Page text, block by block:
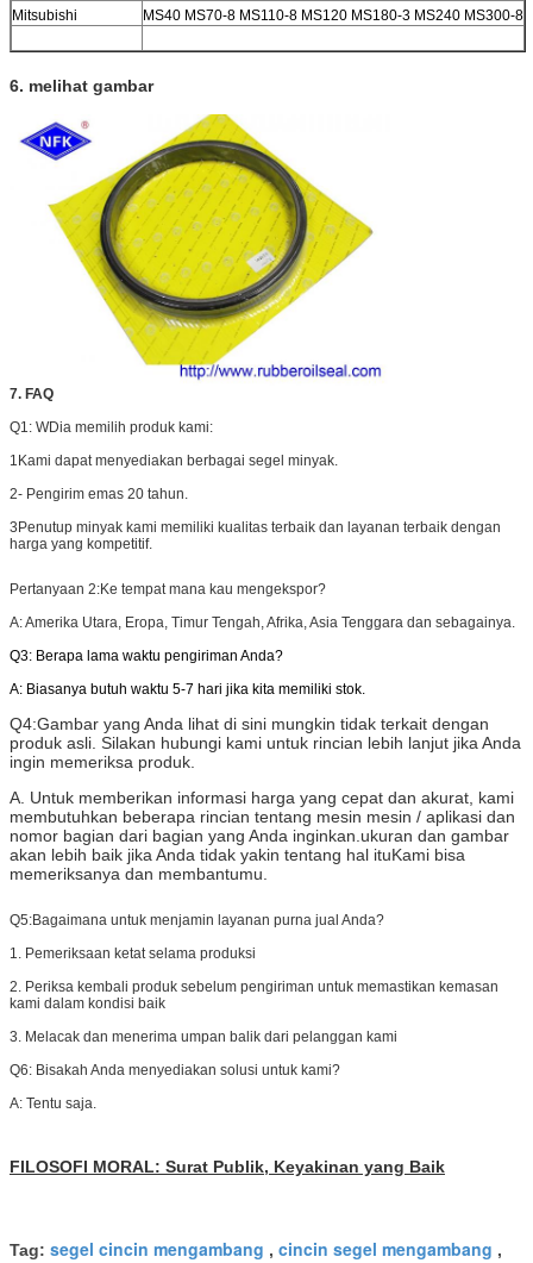
Mitsubishi
MS40 MS70-8 MS110-8 MS120 MS180-3 MS240 MS300-8
6. melihat gambar
7. FAQ
Q1: WDia memilih produk kami:
1Kami dapat menyediakan berbagai segel minyak.
2- Pengirim emas 20 tahun.
3Penutup minyak kami memiliki kualitas terbaik dan layanan terbaik dengan
harga yang kompetitif.
Pertanyaan 2:Ke tempat mana kau mengekspor?
A: Amerika Utara, Eropa, Timur Tengah, Afrika, Asia Tenggara dan sebagainya.
Q3: Berapa lama waktu pengiriman Anda?
A: Biasanya butuh waktu 5-7 hari jika kita memiliki stok.
Q4:Gambar yang Anda lihat di sini mungkin tidak terkait dengan
produk asli. Silakan hubungi kami untuk rincian lebih lanjut jika Anda
ingin memeriksa produk.
A. Untuk memberikan informasi harga yang cepat dan akurat, kami
membutuhkan beberapa rincian tentang mesin mesin / aplikasi dan
nomor bagian dari bagian yang Anda inginkan.ukuran dan gambar
akan lebih baik jika Anda tidak yakin tentang hal ituKami bisa
memeriksanya dan membantumu.
Q5:Bagaimana untuk menjamin layanan purna jual Anda?
1. Pemeriksaan ketat selama produksi
2. Periksa kembali produk sebelum pengiriman untuk memastikan kemasan
kami dalam kondisi baik
3. Melacak dan menerima umpan balik dari pelanggan kami
Q6: Bisakah Anda menyediakan solusi untuk kami?
A: Tentu saja.
FILOSOFI MORAL: Surat Publik, Keyakinan yang Baik
Tag: segel cincin mengambang , cincin segel mengambang ,